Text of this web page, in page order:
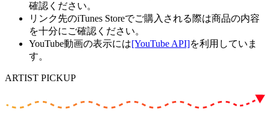
確認ください。
リンク先のiTunes Storeでご購入される際は商品の内容
を十分にご確認ください。
YouTube動画の表示には[YouTube API]を利用していま
す。
ARTIST PICKUP